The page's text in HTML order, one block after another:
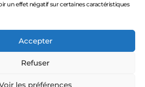
un effet négatif sur certaines caractéristiques
Accepter
Refuser
les préférences